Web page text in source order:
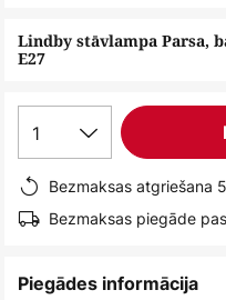
Lindby stāvlampa Parsa,
E27
1
Bezmaksas atgriešana
Bezmaksas piegāde
Piegādes informācija